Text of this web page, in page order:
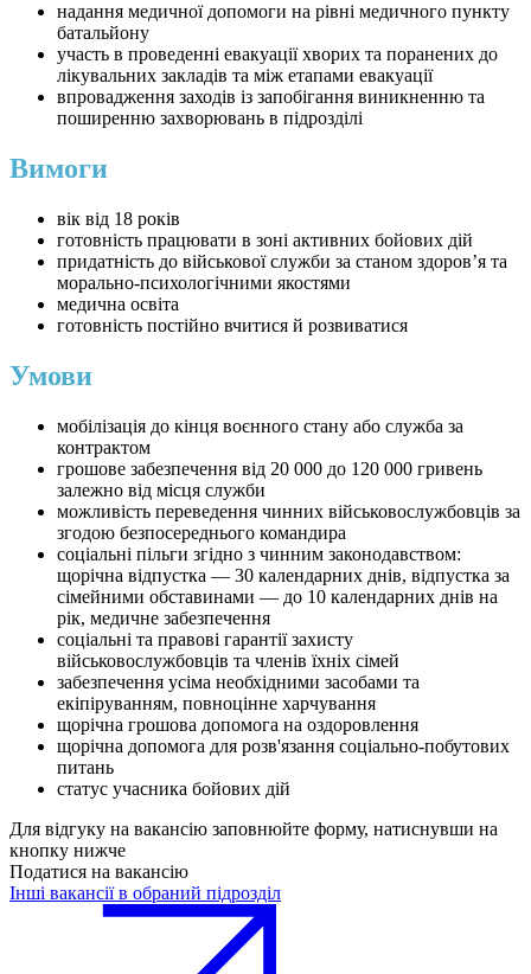
надання медичної допомоги на рівні медичного пункту
батальйону
участь в проведенні евакуації хворих та поранених до
лікувальних закладів та між етапами евакуації
впровадження заходів із запобігання виникненню та
поширенню захворювань в підрозділі
Вимоги
вік від 18 років
готовність працювати в зоні активних бойових дій
придатність до військової служби за станом здоров’я та
морально-психологічними якостями
медична освіта
готовність постійно вчитися й розвиватися
Умови
мобілізація до кінця воєнного стану або служба за
контрактом
грошове забезпечення від 20 000 до 120 000 гривень
залежно від місця служби
можливість переведення чинних військовослужбовців за
згодою безпосереднього командира
соціальні пільги згідно з чинним законодавством:
щорічна відпустка — 30 календарних днів, відпустка за
сімейними обставинами — до 10 календарних днів на
рік, медичне забезпечення
соціальні та правові гарантії захисту
військовослужбовців та членів їхніх сімей
забезпечення усіма необхідними засобами та
екіпіруванням, повноцінне харчування
щорічна грошова допомога на оздоровлення
щорічна допомога для розв'язання соціально-побутових
питань
статус учасника бойових дій
Для відгуку на вакансію заповнюйте форму, натиснувши на
кнопку нижче
Податися на вакансію
Інші вакансії в обраний підрозділ